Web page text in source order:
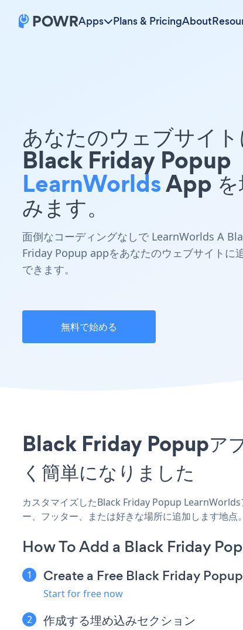
Apps Plans & PricingAbout
あなたのウェブサイ
Black Friday Popup
LearnWorldsApp を
みます。
面倒なコーディングなしで LearnWorlds A
Friday Popup appをあなたのウェブサイトに
できます。
無料で始める
Black Friday Popupア
く簡単になりました
カスタマイズしたBlack Friday Popup
ー、フッター、または好きな場所に追加します地点。
How To Add a Black Friday
Create a Free Black Friday
Start for free now
作成する埋め込みセクション